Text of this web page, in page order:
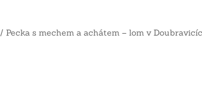
/ Pecka s mechem a achátem – lom v